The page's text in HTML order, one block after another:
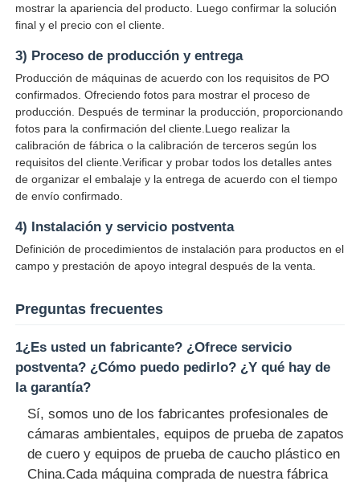
mostrar la apariencia del producto. Luego confirmar la solución
final y el precio con el cliente.
3) Proceso de producción y entrega
Producción de máquinas de acuerdo con los requisitos de PO
confirmados. Ofreciendo fotos para mostrar el proceso de
producción. Después de terminar la producción, proporcionando
fotos para la confirmación del cliente.Luego realizar la
calibración de fábrica o la calibración de terceros según los
requisitos del cliente.Verificar y probar todos los detalles antes
de organizar el embalaje y la entrega de acuerdo con el tiempo
de envío confirmado.
4) Instalación y servicio postventa
Definición de procedimientos de instalación para productos en el
campo y prestación de apoyo integral después de la venta.
Preguntas frecuentes
1¿Es usted un fabricante? ¿Ofrece servicio
postventa? ¿Cómo puedo pedirlo? ¿Y qué hay de
la garantía?
Sí, somos uno de los fabricantes profesionales de
cámaras ambientales, equipos de prueba de zapatos
de cuero y equipos de prueba de caucho plástico en
China.Cada máquina comprada de nuestra fábrica